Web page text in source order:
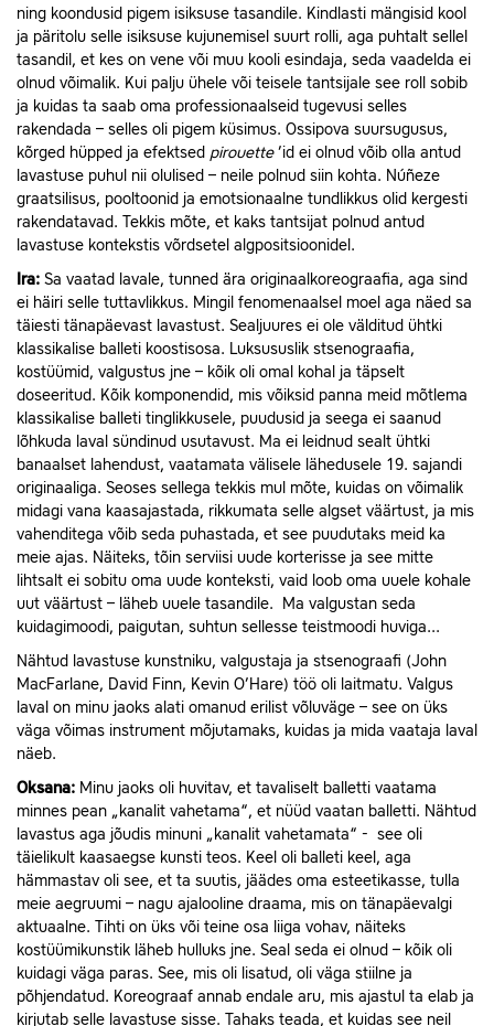
ning koondusid pigem isiksuse tasandile. Kindlasti mängisid kool
ja päritolu selle isiksuse kujunemisel suurt rolli, aga puhtalt sellel
tasandil, et kes on vene või muu kooli esindaja, seda vaadelda ei
olnud võimalik. Kui palju ühele või teisele tantsijale see roll sobib
ja kuidas ta saab oma professionaalseid tugevusi selles
rakendada – selles oli pigem küsimus. Ossipova suursugusus,
kõrged hüpped ja efektsed pirouette ’id ei olnud võib olla antud
lavastuse puhul nii olulised – neile polnud siin kohta. Núñeze
graatsilisus, pooltoonid ja emotsionaalne tundlikkus olid kergesti
rakendatavad. Tekkis mõte, et kaks tantsijat polnud antud
lavastuse kontekstis võrdsetel algpositsioonidel.
Ira: Sa vaatad lavale, tunned ära originaalkoreograafia, aga sind
ei häiri selle tuttavlikkus. Mingil fenomenaalsel moel aga näed sa
täiesti tänapäevast lavastust. Sealjuures ei ole välditud ühtki
klassikalise balleti koostisosa. Luksususlik stsenograafia,
kostüümid, valgustus jne – kõik oli omal kohal ja täpselt
doseeritud. Kõik komponendid, mis võiksid panna meid mõtlema
klassikalise balleti tinglikkusele, puudusid ja seega ei saanud
lõhkuda laval sündinud usutavust. Ma ei leidnud sealt ühtki
banaalset lahendust, vaatamata välisele lähedusele 19. sajandi
originaaliga. Seoses sellega tekkis mul mõte, kuidas on võimalik
midagi vana kaasajastada, rikkumata selle algset väärtust, ja mis
vahenditega võib seda puhastada, et see puudutaks meid ka
meie ajas. Näiteks, tõin serviisi uude korterisse ja see mitte
lihtsalt ei sobitu oma uude konteksti, vaid loob oma uuele kohale
uut väärtust – läheb uuele tasandile. Ma valgustan seda
kuidagimoodi, paigutan, suhtun sellesse teistmoodi huviga...
Nähtud lavastuse kunstniku, valgustaja ja stsenograafi (John
MacFarlane, David Finn, Kevin O’Hare) töö oli laitmatu. Valgus
laval on minu jaoks alati omanud erilist võluväge – see on üks
väga võimas instrument mõjutamaks, kuidas ja mida vaataja laval
näeb.
Oksana: Minu jaoks oli huvitav, et tavaliselt balletti vaatama
minnes pean „kanalit vahetama“, et nüüd vaatan balletti. Nähtud
lavastus aga jõudis minuni „kanalit vahetamata“ - see oli
täielikult kaasaegse kunsti teos. Keel oli balleti keel, aga
hämmastav oli see, et ta suutis, jäädes oma esteetikasse, tulla
meie aegruumi – nagu ajalooline draama, mis on tänapäevalgi
aktuaalne. Tihti on üks või teine osa liiga vohav, näiteks
kostüümikunstik läheb hulluks jne. Seal seda ei olnud – kõik oli
kuidagi väga paras. See, mis oli lisatud, oli väga stiilne ja
põhjendatud. Koreograaf annab endale aru, mis ajastul ta elab ja
kirjutab selle lavastuse sisse. Tahaks teada, et kuidas see neil